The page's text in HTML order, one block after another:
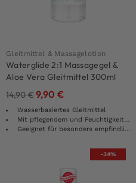
Gleitmittel & Massagelotion
Waterglide 2:1 Massagegel &
Aloe Vera Gleitmittel 300ml
14,90€9,90 €
Wasserbasiertes Gleitmittel
Mit pflegendem und Feuchtigkeit spendendem Wirkstoff Aloe Vera
Geeignet für besonders empfindliche Haut
-34%